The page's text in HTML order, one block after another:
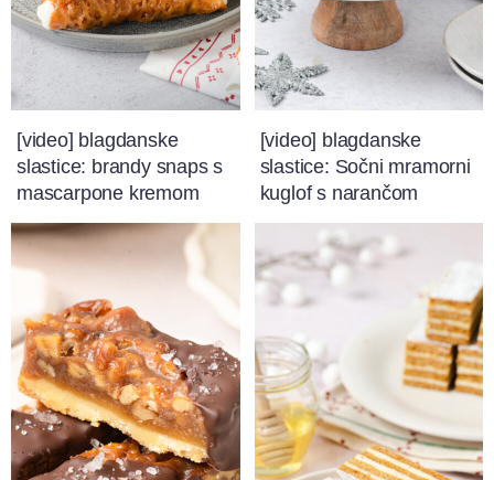
[video] blagdanske
slastice: brandy snaps s
mascarpone kremom
[video] blagdanske
slastice: Sočni mramorni
kuglof s narančom